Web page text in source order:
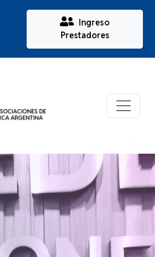
Ingreso
Prestadores
Ver